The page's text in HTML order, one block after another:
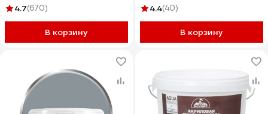
4300006116
4.7(670)
В корзину
4.4(40)
В корзину